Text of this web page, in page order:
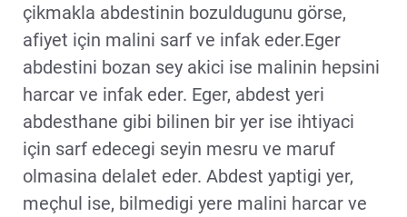
çikmakla abdestinin bozuldugunu görse,
afiyet için malini sarf ve infak eder.Eger
abdestini bozan sey akici ise malinin hepsini
harcar ve infak eder. Eger, abdest yeri
abdesthane gibi bilinen bir yer ise ihtiyaci
için sarf edecegi seyin mesru ve maruf
olmasina delalet eder. Abdest yaptigi yer,
meçhul ise, bilmedigi yere malini harcar ve